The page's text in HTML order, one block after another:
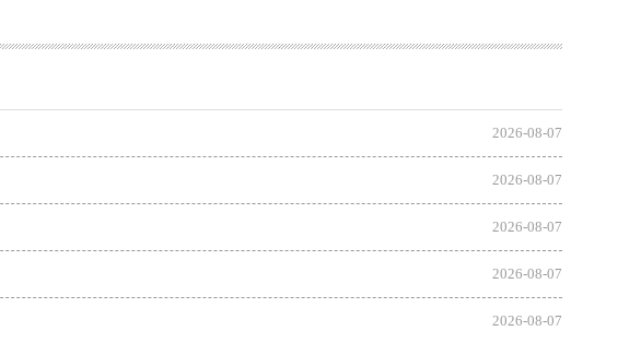
2026-08-07
2026-08-07
2026-08-07
2026-08-07
2026-08-07